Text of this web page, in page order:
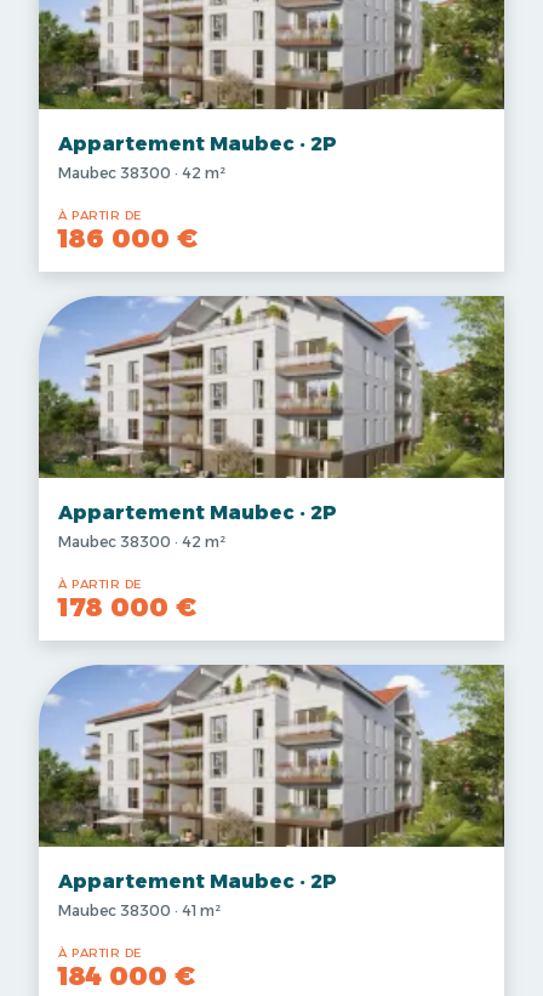
Appartement Maubec · 2P
Maubec 38300 · 42 m²
À PARTIR DE
186 000 €
Appartement Maubec · 2P
Maubec 38300 · 42 m²
À PARTIR DE
178 000 €
Appartement Maubec · 2P
Maubec 38300 · 41 m²
À PARTIR DE
184 000 €